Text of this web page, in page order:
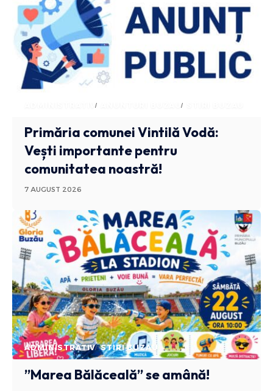
ADMINISTRATIV ANUNTURI BUZAU
Primăria comunei Vintilă Vodă:
Vești importante pentru
comunitatea noastră!
7 AUGUST 2026
ADMINISTRATIV STIRI BUZAU
”Marea Bălăceală” se amână!